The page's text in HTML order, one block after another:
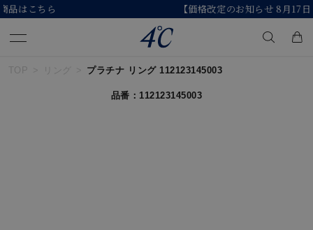
【価格改定のお知らせ 8月17日(月)より 】
キーワードで検索する
TOP リング プラチナ リング 112123145003
品番：112123145003